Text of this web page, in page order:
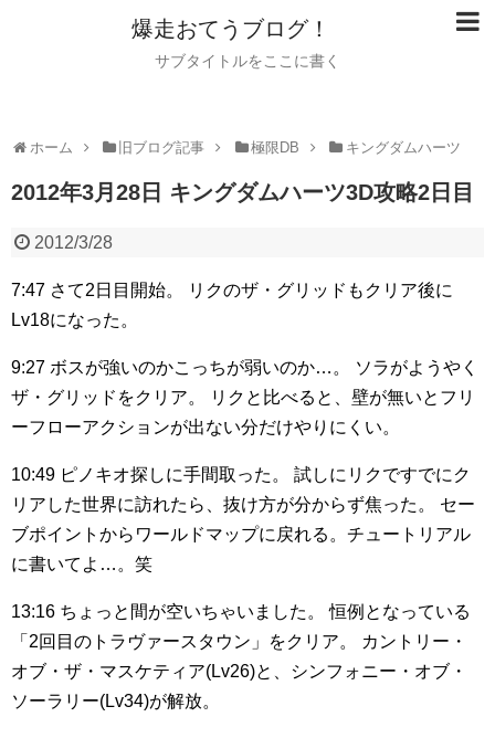
爆走おてうブログ！
サブタイトルをここに書く
ホーム 旧ブログ記事 極限DB キングダムハーツ
2012年3月28日 キングダムハーツ3D攻略2日目
2012/3/28
7:47 さて2日目開始。
リクのザ・グリッドもクリア後に
Lv18になった。
9:27 ボスが強いのかこっちが弱いのか…。
ソラがようやく
ザ・グリッドをクリア。
リクと比べると、壁が無いとフリ
ーフローアクションが出ない分だけやりにくい。
10:49 ピノキオ探しに手間取った。
試しにリクですでにク
リアした世界に訪れたら、抜け方が分からず焦った。
セー
ブポイントからワールドマップに戻れる。チュートリアル
に書いてよ…。笑
13:16 ちょっと間が空いちゃいました。
恒例となっている
「2回目のトラヴァースタウン」をクリア。
カントリー・
オブ・ザ・マスケティア(Lv26)と、シンフォニー・オブ・
ソーラリー(Lv34)が解放。